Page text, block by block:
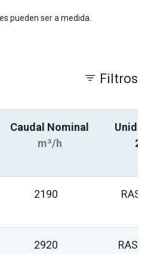
pueden ser a medida.
Filtros
Caudal Nominal
m³/h
2190
2920